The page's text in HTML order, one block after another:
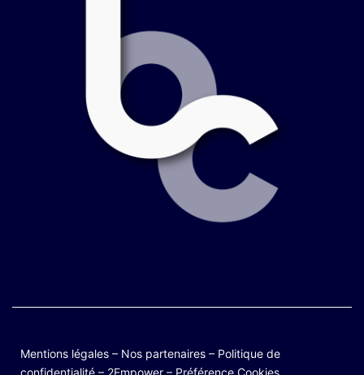
Mentions légales – Nos partenaires – Politique de
confidentialité – 2Empower – Préférence Cookies